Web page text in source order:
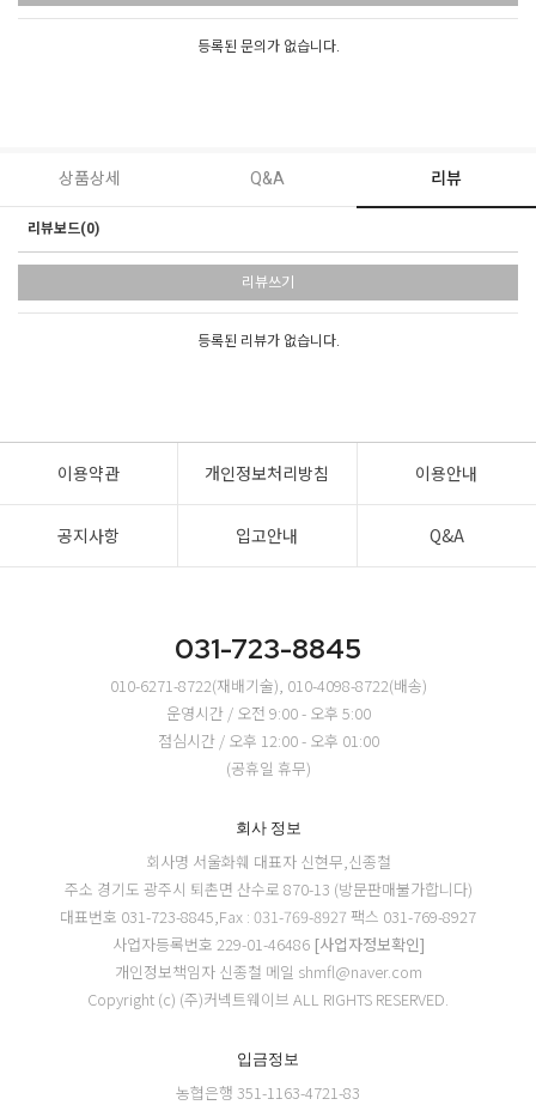
등록된 문의가 없습니다.
상품상세 Q&A 리뷰
리뷰보드(0)
리뷰쓰기
등록된 리뷰가 없습니다.
이용약관 개인정보처리방침 이용안내
공지사항 입고안내 Q&A
031-723-8845
010-6271-8722(재배기술), 010-4098-8722(배송)
운영시간 / 오전 9:00 - 오후 5:00
점심시간 / 오후 12:00 - 오후 01:00
(공휴일 휴무)
회사 정보
회사명 서울화훼 대표자 신현무,신종철
주소 경기도 광주시 퇴촌면 산수로 870-13 (방문판매불가합니다)
대표번호 031-723-8845,Fax : 031-769-8927 팩스 031-769-8927
사업자등록번호 229-01-46486 [사업자정보확인]
개인정보책임자 신종철 메일 shmfl@naver.com
Copyright (c) (주)커넥트웨이브 ALL RIGHTS RESERVED.
입금정보
농협은행 351-1163-4721-83